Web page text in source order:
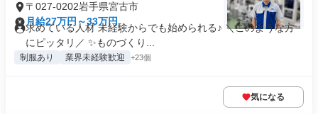
〒027-0202岩手県宮古市
月給27万円～33万円
求めている人材 未経験からでも始められる♪ ＼このような方
にピッタリ／ ✨ものづくり...
制服あり 業界未経験歓迎 +23個
気になる